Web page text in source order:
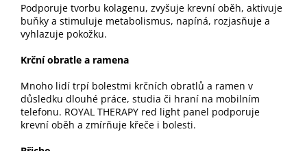
Podporuje tvorbu kolagenu, zvyšuje krevní oběh, aktivuje
buňky a stimuluje metabolismus, napíná, rozjasňuje a
vyhlazuje pokožku.
Krční obratle a ramena
Mnoho lidí trpí bolestmi krčních obratlů a ramen v
důsledku dlouhé práce, studia či hraní na mobilním
telefonu. ROYAL THERAPY red light panel podporuje
krevní oběh a zmírňuje křeče i bolesti.